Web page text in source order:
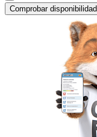
Comprobar disponibilidad